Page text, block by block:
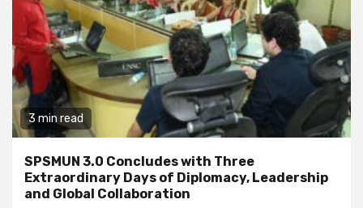
3 min read
SPSMUN 3.0 Concludes with Three
Extraordinary Days of Diplomacy, Leadership
and Global Collaboration